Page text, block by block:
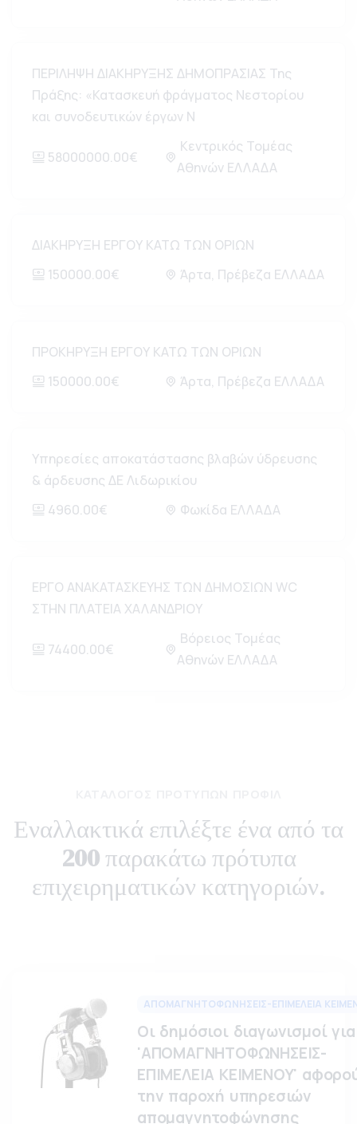
ΠΕΡΙΛΗΨΗ ΔΙΑΚΗΡΥΞΗΣ ΔΗΜΟΠΡΑΣΙΑΣ Της
Πράξης: «Κατασκευή φράγματος Νεστορίου
και συνοδευτικών έργων Ν
58000000.00€
Κεντρικός Τομέας
Αθηνών ΕΛΛΑΔΑ
ΔΙΑΚΗΡΥΞΗ ΕΡΓΟΥ ΚΑΤΩ ΤΩΝ ΟΡΙΩΝ
150000.00€
Άρτα, Πρέβεζα ΕΛΛΑΔΑ
ΠΡΟΚΗΡΥΞΗ ΕΡΓΟΥ ΚΑΤΩ ΤΩΝ ΟΡΙΩΝ
150000.00€
Άρτα, Πρέβεζα ΕΛΛΑΔΑ
Υπηρεσίες αποκατάστασης βλαβών ύδρευσης
& άρδευσης ΔΕ Λιδωρικίου
4960.00€
Φωκίδα ΕΛΛΑΔΑ
ΕΡΓΟ ΑΝΑΚΑΤΑΣΚΕΥΗΣ ΤΩΝ ΔΗΜΟΣΙΩΝ WC
ΣΤΗΝ ΠΛΑΤΕΙΑ ΧΑΛΑΝΔΡΙΟΥ
74400.00€
Βόρειος Τομέας
Αθηνών ΕΛΛΑΔΑ
Εναλλακτικά επιλέξτε ένα από τα
200παρακάτω πρότυπα
επιχειρηματικών κατηγοριών.
ΑΠΟΜΑΓΝΗΤΟΦΩΝΗΣΕΙΣ-ΕΠΙΜΕΛΕΙΑ
Οι δημόσιοι διαγωνισμοί για
'ΑΠΟΜΑΓΝΗΤΟΦΩΝΗΣΕΙΣ-
ΕΠΙΜΕΛΕΙΑ ΚΕΙΜΕΝΟΥ'
την παροχή υπηρεσιών
απομαγνητοφώνησης